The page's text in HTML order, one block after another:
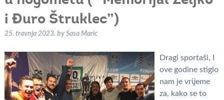
i Đuro Štruklec”)
25. travnja 2023. by Sasa Maric
Dragi sportaši, I
ove godine stiglo
nam je vrijeme
za, kako se to